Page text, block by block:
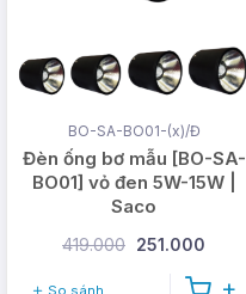
BO-SA-BO01-(x)/Đ
Đèn ống bơ mẫu [BO-SA-
BO01] vỏ đen 5W-15W |
Saco
419.000 251.000
So sánh